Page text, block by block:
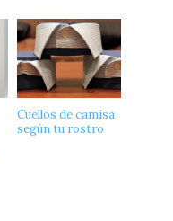
Cuellos de camisa
según tu rostro